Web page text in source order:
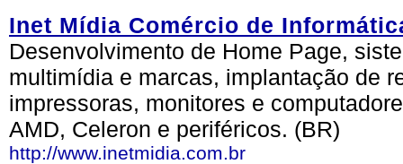
Inet Mídia Comércio de
Desenvolvimento de Home Page,
multimídia e marcas, implantação de
impressoras, monitores e
AMD, Celeron e periféricos. (BR)
http://www.inetmidia.com.br